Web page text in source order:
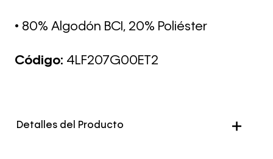
• 80% Algodón BCI, 20% Poliéster
Código: 4LF207G00ET2
Detalles del Producto